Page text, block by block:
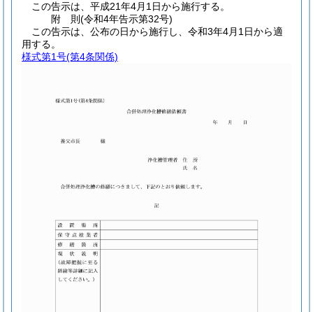
この告示は、平成21年4月1日から施行する。
附 則(令和4年告示第32号)
この告示は、公布の日から施行し、令和3年4月1日から適
用する。
様式第1号(第4条関係)